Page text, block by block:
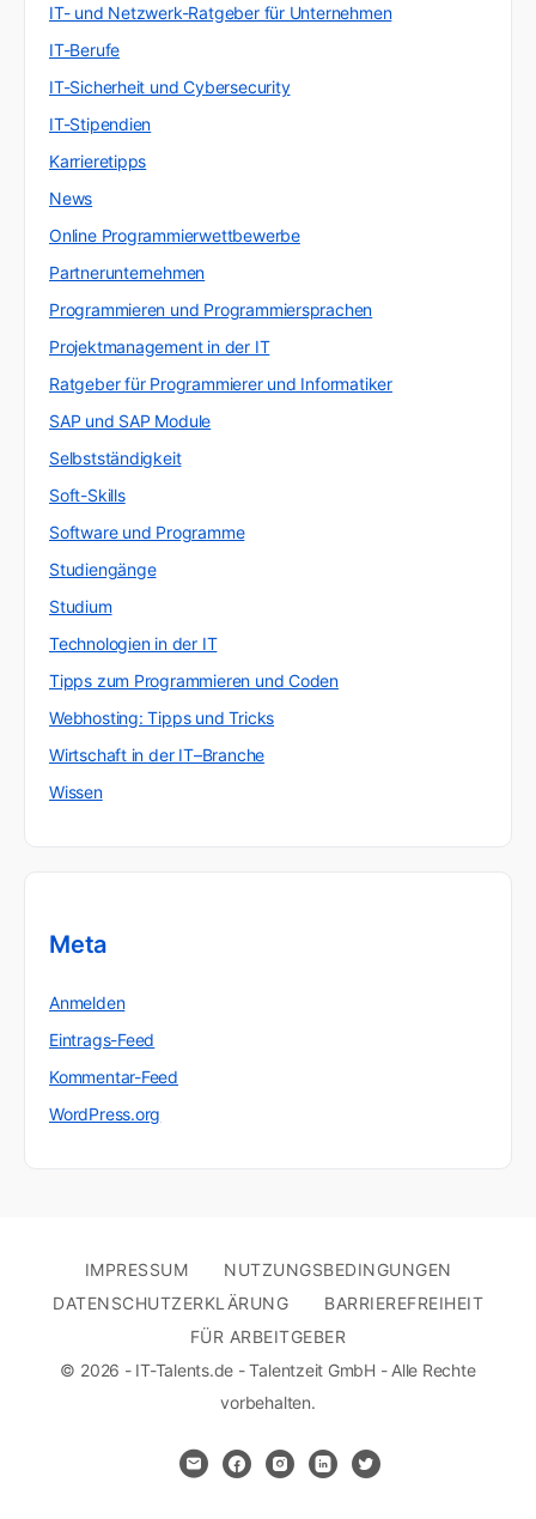
IT- und Netzwerk-Ratgeber für Unternehmen
IT-Berufe
IT-Sicherheit und Cybersecurity
IT-Stipendien
Karrieretipps
News
Online Programmierwettbewerbe
Partnerunternehmen
Programmieren und Programmiersprachen
Projektmanagement in der IT
Ratgeber für Programmierer und Informatiker
SAP und SAP Module
Selbstständigkeit
Soft-Skills
Software und Programme
Studiengänge
Studium
Technologien in der IT
Tipps zum Programmieren und Coden
Webhosting: Tipps und Tricks
Wirtschaft in der IT–Branche
Wissen
Meta
Anmelden
Eintrags-Feed
Kommentar-Feed
WordPress.org
IMPRESSUM
NUTZUNGSBEDINGUNGEN
DATENSCHUTZERKLÄRUNG
BARRIEREFREIHEIT
FÜR ARBEITGEBER
© 2026 - IT-Talents.de - Talentzeit GmbH - Alle Rechte
vorbehalten.